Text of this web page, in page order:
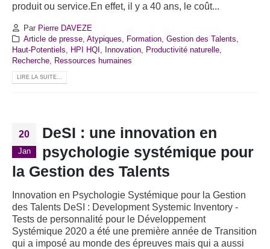
produit ou service.En effet, il y a 40 ans, le coût...
Par Pierre DAVEZE
Article de presse, Atypiques, Formation, Gestion des Talents,
Haut-Potentiels, HPI HQI , Innovation, Productivité naturelle,
Recherche, Ressources humaines
LIRE LA SUITE...
20
Jan
DeSI : une innovation en
psychologie systémique pour
la Gestion des Talents
Innovation en Psychologie Systémique pour la Gestion
des Talents DeSI : Development Systemic Inventory -
Tests de personnalité pour le Développement
Systémique 2020 a été une première année de Transition
qui a imposé au monde des épreuves mais qui a aussi